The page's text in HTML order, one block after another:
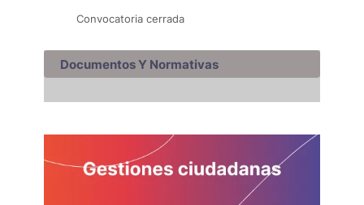
Convocatoria cerrada
Documentos Y Normativas